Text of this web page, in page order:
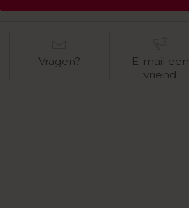
Vragen?
E-mail een
vriend